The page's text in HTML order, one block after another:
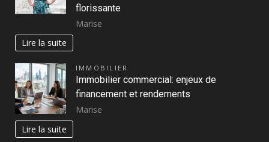
florissante
Marise
Lire la suite
IMMOBILIER
Immobilier commercial: enjeux de
financement et rendements
Marise
Lire la suite